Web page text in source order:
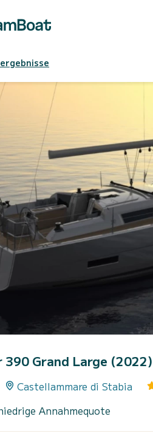
390 Grand Large (2022)
Castellammare di Stabia
Annahmequote